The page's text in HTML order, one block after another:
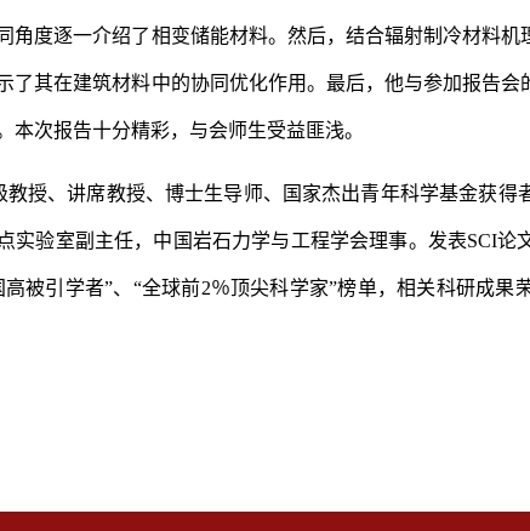
角度逐一介绍了相变储能材料。然后，结合辐射制冷材料
了其在建筑材料中的协同优化作用。最后，他与参加报告
本次报告十分精彩，与会师生受益匪浅。
教授、讲席教授、博士生导师、国家杰出青年科学基金获
实验室副主任，中国岩石力学与工程学会理事。发表SCI论
高被引学者”、“全球前2％顶尖科学家”榜单，相关科研成